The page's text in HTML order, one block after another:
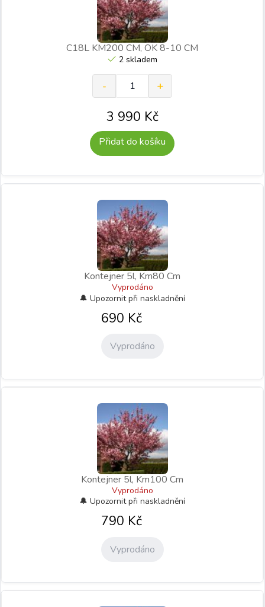
C18L KM200 CM, OK 8-10 CM
2 skladem
3 990 Kč
Přidat do košíku
Kontejner 5l, Km80 Cm
Vyprodáno
690 Kč
Vyprodáno
Kontejner 5l, Km100 Cm
Vyprodáno
790 Kč
Vyprodáno